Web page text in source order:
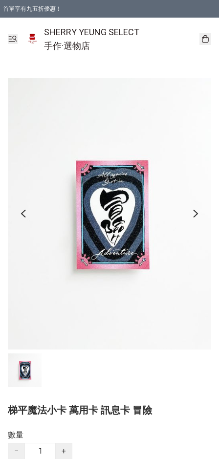
首單享有九五折優惠！
SHERRY YEUNG SELECT
手作·選物店
梯平魔法小卡 萬用卡 訊息卡 冒險
數量
−
+